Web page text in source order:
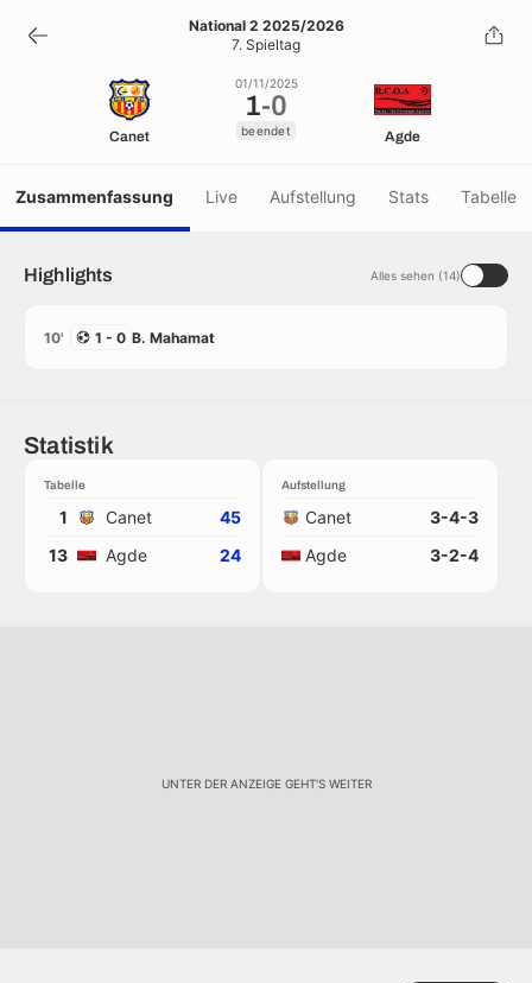
1 -0
beendet
National 2 2025/2026
7. Spieltag
Canet
01/11/2025
1-0
beendet Agde
Zusammenfassung Live Aufstellung Stats Tabelle
Highlights Alles sehen (14)
10' 1 - 0 B. Mahamat
Statistik
Tabelle
1 Canet
45
13
Agde 24
Aufstellung
Canet
3-4-3
Agde
3-2-4
UNTER DER ANZEIGE GEHT'S WEITER